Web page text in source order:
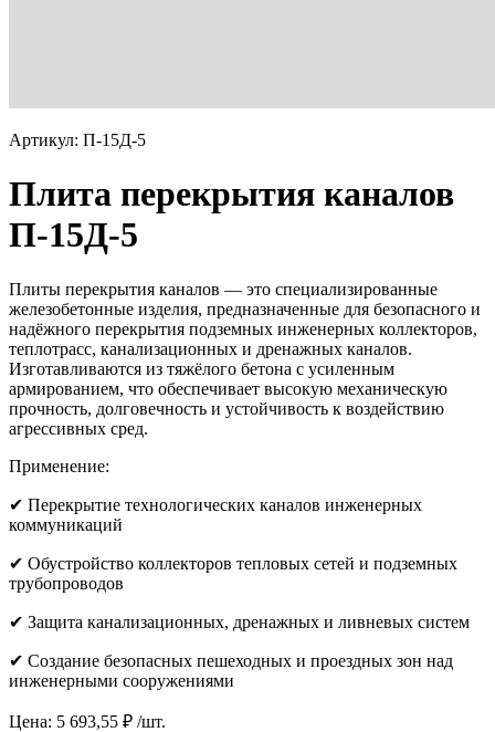
Артикул: П-15Д-5
Плита перекрытия каналов
П-15Д-5
Плиты перекрытия каналов — это специализированные
железобетонные изделия, предназначенные для безопасного и
надёжного перекрытия подземных инженерных коллекторов,
теплотрасс, канализационных и дренажных каналов.
Изготавливаются из тяжёлого бетона с усиленным
армированием, что обеспечивает высокую механическую
прочность, долговечность и устойчивость к воздействию
агрессивных сред.
Применение:
✔ Перекрытие технологических каналов инженерных
коммуникаций
✔ Обустройство коллекторов тепловых сетей и подземных
трубопроводов
✔ Защита канализационных, дренажных и ливневых систем
✔ Создание безопасных пешеходных и проездных зон над
инженерными сооружениями
Цена: 5 693,55 ₽ /шт.